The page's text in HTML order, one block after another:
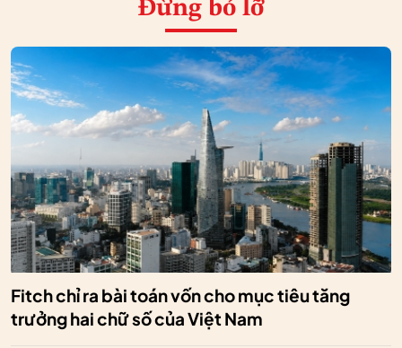
Đừng bỏ lỡ
Fitch chỉ ra bài toán vốn cho mục tiêu tăng
trưởng hai chữ số của Việt Nam